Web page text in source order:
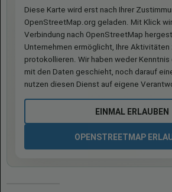
Diese Karte wird erst nach Ihrer
OpenStreetMap.org geladen. Mit Klick
Verbindung nach OpenStreetMap
Unternehmen ermöglicht, Ihre Aktivitäten
protokollieren. Wir haben weder Kenntnis
mit den Daten geschieht, noch darauf
nutzen diesen Dienst auf eigene
EINMAL ERLAUBEN
OPENSTREETMAP